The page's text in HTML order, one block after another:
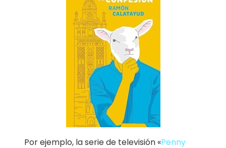
Por ejemplo, la serie de televisión «Penny